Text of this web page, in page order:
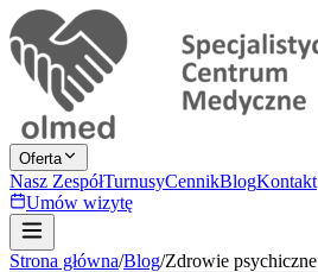
Oferta
Nasz ZespółTurnusyCennikBlogKontakt
Umów wizytę
Strona główna/Blog/Zdrowie psychiczne